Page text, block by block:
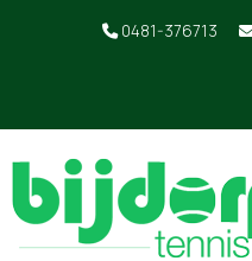
0481-376713